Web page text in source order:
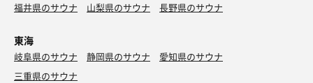
福井県のサウナ
山梨県のサウナ 長野県のサウナ
東海
岐阜県のサウナ 静岡県のサウナ
愛知県のサウナ
三重県のサウナ